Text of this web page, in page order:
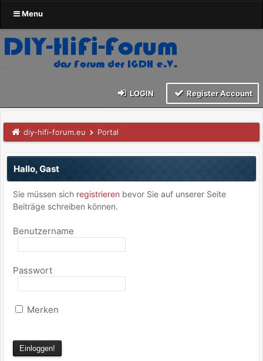
Menu
LOGIN Register Account
diy-hifi-forum.eu Portal
Hallo, Gast
Sie müssen sich registrieren bevor Sie auf unserer Seite
Beiträge schreiben können.
Benutzername
Passwort
Merken